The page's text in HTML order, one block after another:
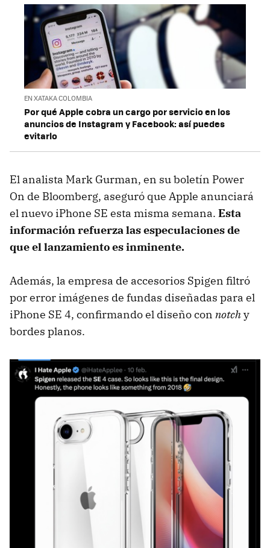
EN XATAKA COLOMBIA
Por qué Apple cobra un cargo por servicio en los
anuncios de Instagram y Facebook: así puedes
evitarlo
El analista Mark Gurman, en su boletín Power
On de Bloomberg, aseguró que Apple anunciará
el nuevo iPhone SE esta misma semana. Esta
información refuerza las especulaciones de
que el lanzamiento es inminente.
Además, la empresa de accesorios Spigen filtró
por error imágenes de fundas diseñadas para el
iPhone SE 4, confirmando el diseño con notchy
bordes planos.